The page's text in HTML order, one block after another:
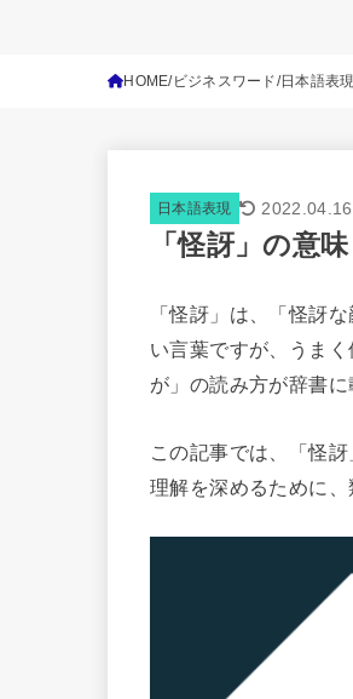
HOME ビジネスワード 日本語表現
日本語表現 2022.04.16
「怪訝」の意
「怪訝」は、「怪訝
い言葉ですが、うま
が」の読み方が辞書
この記事では、「怪
理解を深めるために、